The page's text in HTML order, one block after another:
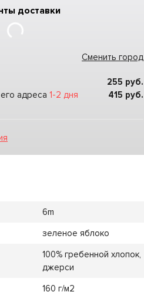
доставки
Сменить город
255 руб.
адреса 1-2 дня 415 руб.
6m
зеленое яблоко
100% гребенной хлопок,
джерси
160 г/м2